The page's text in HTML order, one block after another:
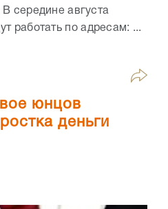
середине августа
работать по адресам: ...
юнцов
деньги